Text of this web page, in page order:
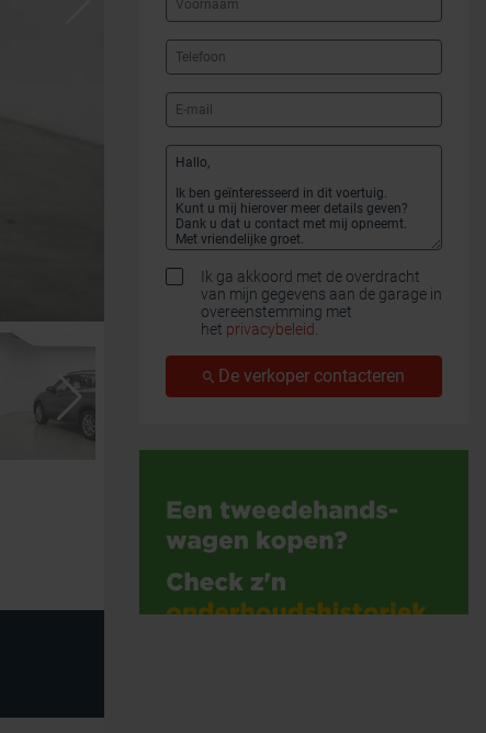
Ik ga akkoord met de overdracht
van mijn gegevens aan de garage in
overeenstemming met
het privacybeleid
De verkoper contacteren